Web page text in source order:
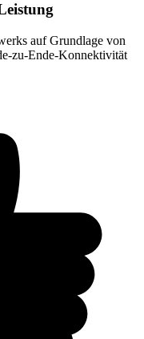
auf Grundlage von
zu-Ende-Konnektivität